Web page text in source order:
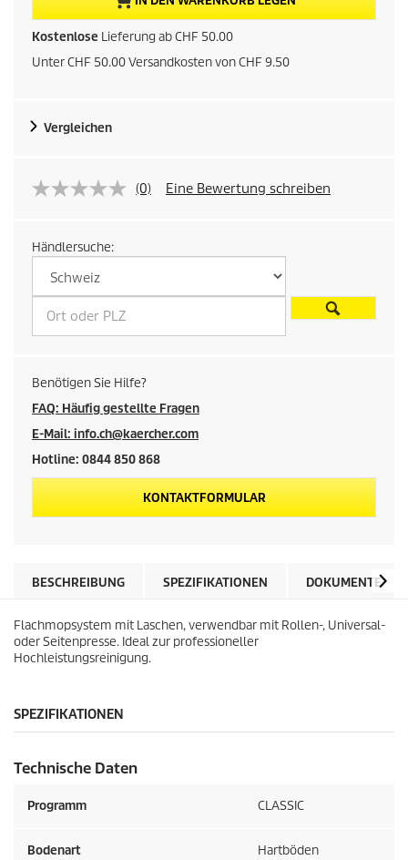
l
l
e
P
e
i
s
d
e
s
P
r
u
k
t
Kostenlose Lieferung ab CHF 50.00
Unter CHF 50.00 Versandkosten von CHF 9.50
Vergleichen
(0) Eine Bewertung schreiben
Händlersuche:
Benötigen Sie Hilfe?
FAQ: Häufig gestellte Fragen
E-Mail: info.ch@kaercher.com
Hotline: 0844 850 868
KONTAKTFORMULAR
BESCHREIBUNG SPEZIFIKATIONEN DOKUMENTE
Flachmopsystem mit Laschen, verwendbar mit Rollen-, Universal-
oder Seitenpresse. Ideal zur professioneller
Hochleistungsreinigung.
SPEZIFIKATIONEN
Technische Daten
Programm CLASSIC
Bodenart Hartböden